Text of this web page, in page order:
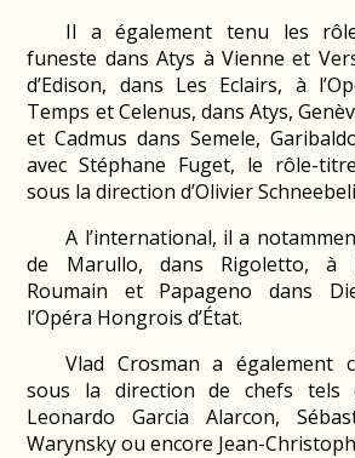
Il a également tenu les
funeste dans Atys à Vienne et
d’Edison, dans Les Eclairs, à
Temps et Celenus, dans Atys,
et Cadmus dans Semele,
avec Stéphane Fuget, le rôle-
sous la direction d’Olivier
A l’international, il a
de Marullo, dans Rigoletto, à
Roumain et Papageno dans
l’Opéra Hongrois d’État.
Vlad Crosman a également
sous la direction de chefs tels
Leonardo Garcia Alarcon,
Warynsky ou encore Jean-